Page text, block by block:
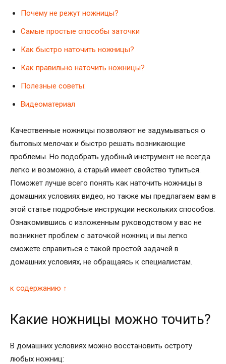
Почему не режут ножницы?
Самые простые способы заточки
Как быстро наточить ножницы?
Как правильно наточить ножницы?
Полезные советы:
Видеоматериал
Качественные ножницы позволяют не задумываться о
бытовых мелочах и быстро решать возникающие
проблемы. Но подобрать удобный инструмент не всегда
легко и возможно, а старый имеет свойство тупиться.
Поможет лучше всего понять как наточить ножницы в
домашних условиях видео, но также мы предлагаем вам в
этой статье подробные инструкции нескольких способов.
Ознакомившись с изложенным руководством у вас не
возникнет проблем с заточкой ножниц и вы легко
сможете справиться с такой простой задачей в
домашних условиях, не обращаясь к специалистам.
к содержанию ↑
Какие ножницы можно точить?
В домашних условиях можно восстановить остроту
любых ножниц: